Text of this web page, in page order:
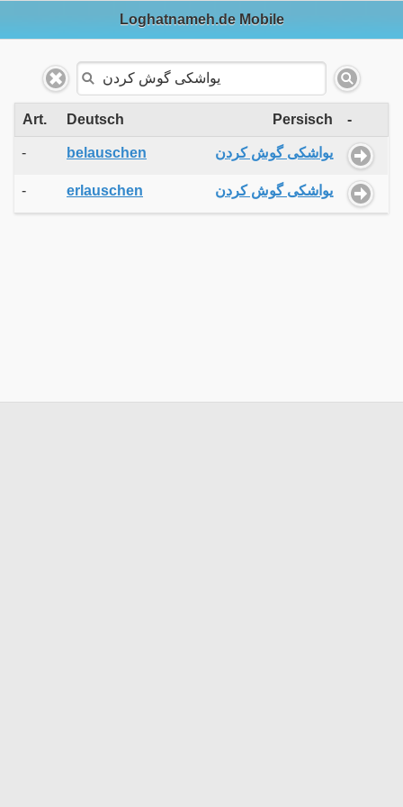
Loghatnameh.de Mobile
Art. Deutsch Persisch -
- belauschen یواشکی گوش کردن
- erlauschen یواشکی گوش کردن